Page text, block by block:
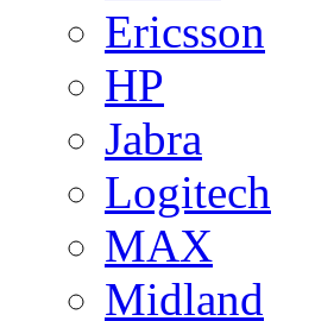
Ericsson
HP
Jabra
Logitech
MAX
Midland